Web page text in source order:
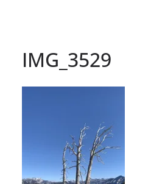
IMG_3529